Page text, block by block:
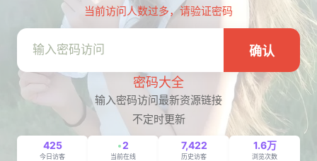
当前访问人数过多，请验证密码
确认
密码大全
输入密码访问最新资源链接
不定时更新
425
今日访客
2
当前在线
7,422
历史访客
1.6万
浏览次数